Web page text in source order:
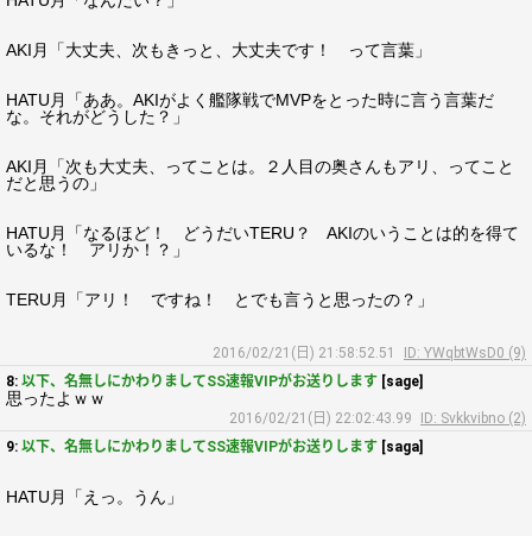
AKI月「大丈夫、次もきっと、大丈夫です！ って言葉」
HATU月「ああ。AKIがよく艦隊戦でMVPをとった時に言う言葉だ
な。それがどうした？」
AKI月「次も大丈夫、ってことは。２人目の奥さんもアリ、ってこと
だと思うの」
HATU月「なるほど！ どうだいTERU？ AKIのいうことは的を得て
いるな！ アリか！？」
TERU月「アリ！ ですね！ とでも言うと思ったの？」
2016/02/21(日) 21:58:52.51
ID: YWqbtWsD0 (9)
8: 以下、名無しにかわりましてSS速報VIPがお送りします [sage]
思ったよｗｗ
2016/02/21(日) 22:02:43.99
ID: Svkkvibno (2)
9: 以下、名無しにかわりましてSS速報VIPがお送りします [saga]
HATU月「えっ。うん」